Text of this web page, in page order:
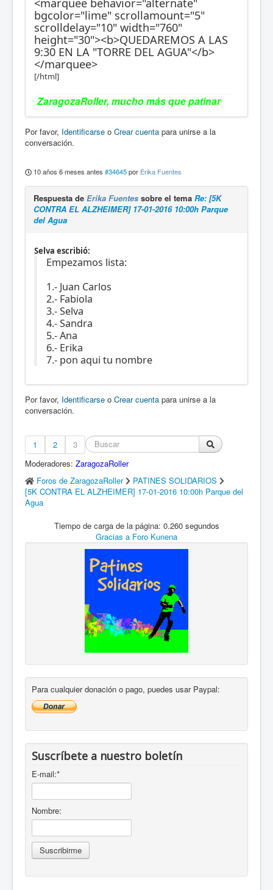
<marquee behavior="alternate"
bgcolor="lime" scrollamount="5"
scrolldelay="10" width="760"
height="30"><b>QUEDAREMOS A LAS
9:30 EN LA "TORRE DEL AGUA"</b>
</marquee>
[/html]
ZaragozaRoller, mucho más que patinar
Por favor, Identificarse o Crear cuenta para unirse a la
conversación.
10 años 6 meses antes #34645por Erika Fuentes
Respuesta de Erika Fuentes sobre el tema Re: [5K
CONTRA EL ALZHEIMER] 17-01-2016 10:00h Parque
del Agua
Selva escribió:
Empezamos lista:
1.- Juan Carlos
2.- Fabiola
3.- Selva
4.- Sandra
5.- Ana
6.- Erika
7.- pon aqui tu nombre
Por favor, Identificarse o Crear cuenta para unirse a la
conversación.
1 2
3
Moderadores: ZaragozaRoller
Foros de ZaragozaRoller
PATINES SOLIDARIOS
[5K CONTRA EL ALZHEIMER] 17-01-2016 10:00h Parque del
Agua
Tiempo de carga de la página: 0.260 segundos
Gracias a Foro Kunena
Para cualquier donación o pago, puedes usar Paypal:
Suscríbete a nuestro boletín
E-mail:*
Nombre: